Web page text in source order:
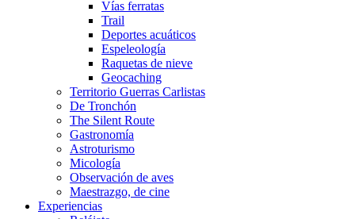
Vías ferratas
Trail
Deportes acuáticos
Espeleología
Raquetas de nieve
Geocaching
Territorio Guerras Carlistas
De Tronchón
The Silent Route
Gastronomía
Astroturismo
Micología
Observación de aves
Maestrazgo, de cine
Experiencias